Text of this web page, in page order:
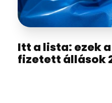
Itt a lista: ezek
fizetett állások